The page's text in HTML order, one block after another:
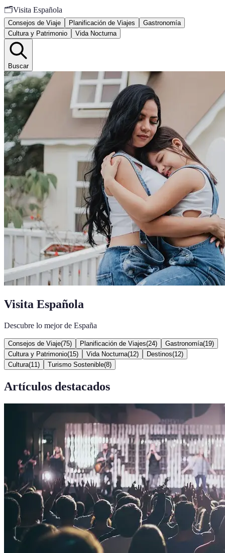
🗂️Visita Española
Consejos de Viaje Planificación de Viajes
Gastronomía
Cultura y Patrimonio
Vida Nocturna
Buscar
Visita Española
Descubre lo mejor de España
Consejos de Viaje(75) Planificación de Viajes(24) Gastronomía(19)
Cultura y Patrimonio(15) Vida Nocturna(12) Destinos(12)
Cultura(11 ) Turismo Sostenible(8)
Artículos destacados